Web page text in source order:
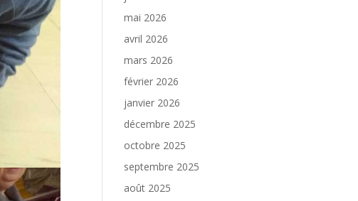
mai 2026
avril 2026
mars 2026
février 2026
janvier 2026
décembre 2025
octobre 2025
septembre 2025
août 2025